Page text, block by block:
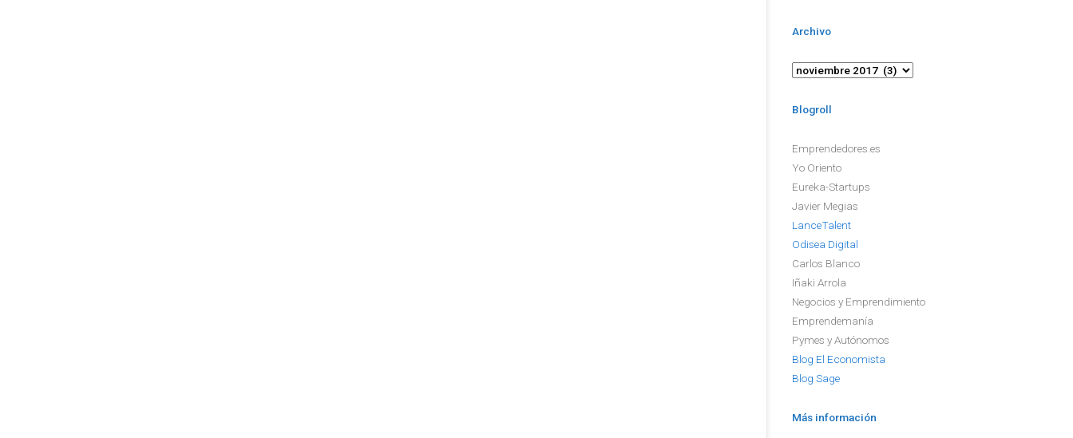
Archivo
Archivo
Blogroll
Emprendedores.es
Yo Oriento
Eureka-Startups
Javier Megias
LanceTalent
Odisea Digital
Carlos Blanco
Iñaki Arrola
Negocios y Emprendimiento
Emprendemanía
Pymes y Autónomos
Blog El Economista
Blog Sage
Más información